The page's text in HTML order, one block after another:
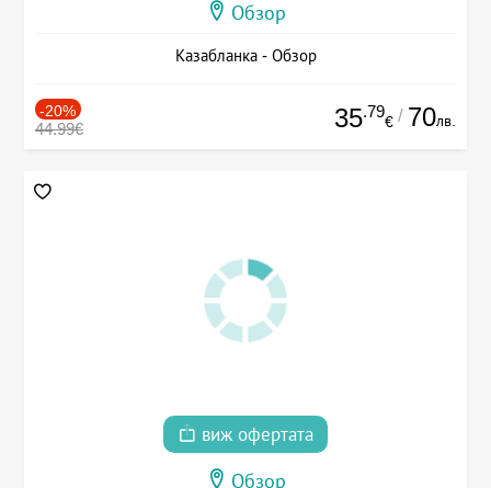
Обзор
Казабланка - Обзор
-20%
44.99€ 35.79
€ / 70лв.
виж офертата
Обзор